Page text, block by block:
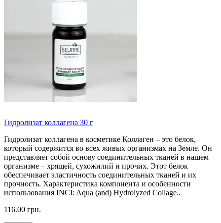
Гидролизат коллагена 30 г
Гидролизат коллагена в косметике Коллаген – это белок,
который содержится во всех живых организмах на Земле. Он
представляет собой основу соединительных тканей в нашем
организме – хрящей, сухожилий и прочих. Этот белок
обеспечивает эластичность соединительных тканей и их
прочность. Характеристика компонента и особенности
использования INCI: Aqua (and) Hydrolyzed Collage..
116.00 грн.